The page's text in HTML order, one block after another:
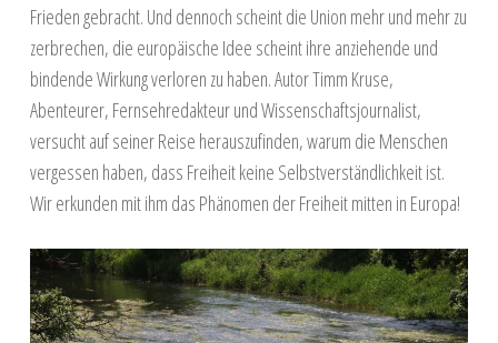
Frieden gebracht. Und dennoch scheint die Union mehr und mehr zu
zerbrechen, die europäische Idee scheint ihre anziehende und
bindende Wirkung verloren zu haben. Autor Timm Kruse,
Abenteurer, Fernsehredakteur und Wissenschaftsjournalist,
versucht auf seiner Reise herauszufinden, warum die Menschen
vergessen haben, dass Freiheit keine Selbstverständlichkeit ist.
Wir erkunden mit ihm das Phänomen der Freiheit mitten in Europa!